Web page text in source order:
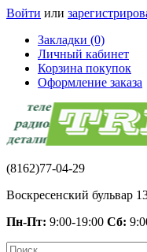
Войти или
Закладки (0)
Личный кабинет
Корзина покупок
Оформление заказа
(8162)77-04-29
Воскресенский бульвар
Пн-Пт: 9:00-19:00 Сб: